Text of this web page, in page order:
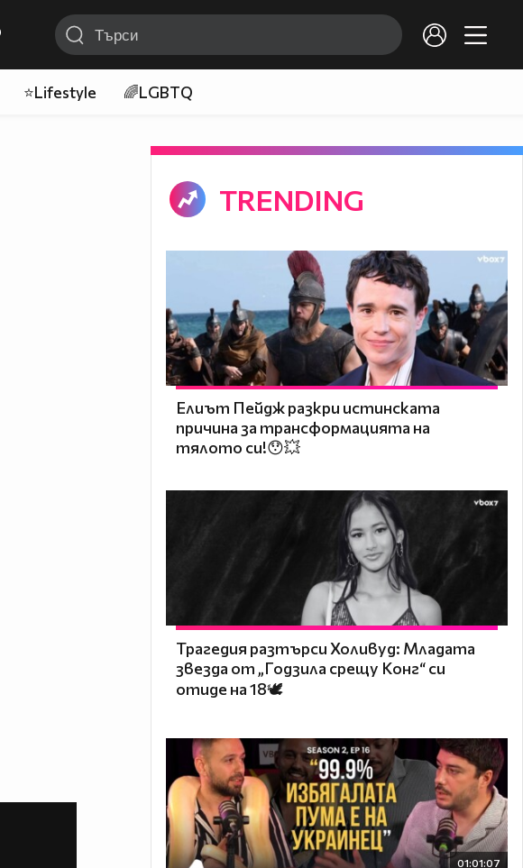
⭐Lifestyle 🌈LGBTQ
TRENDING
Елиът Пейдж разкри истинската
причина за трансформацията на
тялото си!😯💥
Трагедия разтърси Холивуд: Младата
звезда от „Годзила срещу Конг“ си
отиде на 18🕊️
01:01:07